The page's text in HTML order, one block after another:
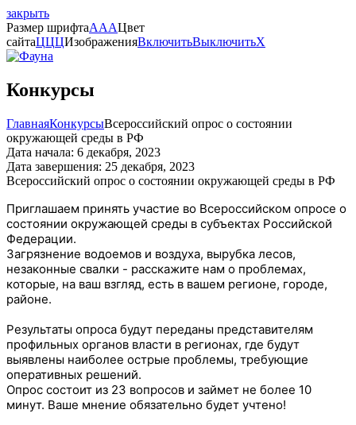
закрыть
Размер шрифтаAAAЦвет
сайтаЦЦЦИзображенияВключитьВыключитьX
Конкурсы
ГлавнаяКонкурсыВсероссийский опрос о состоянии
окружающей среды в РФ
Дата начала: 6 декабря, 2023
Дата завершения: 25 декабря, 2023
Всероссийский опрос о состоянии окружающей среды в РФ
Приглашаем принять участие во Всероссийском опросе о
состоянии окружающей среды в субъектах Российской
Федерации.
Загрязнение водоемов и воздуха, вырубка лесов,
незаконные свалки - расскажите нам о проблемах,
которые, на ваш взгляд, есть в вашем регионе, городе,
районе.
Результаты опроса будут переданы представителям
профильных органов власти в регионах, где будут
выявлены наиболее острые проблемы, требующие
оперативных решений.
Опрос состоит из 23 вопросов и займет не более 10
минут. Ваше мнение обязательно будет учтено!